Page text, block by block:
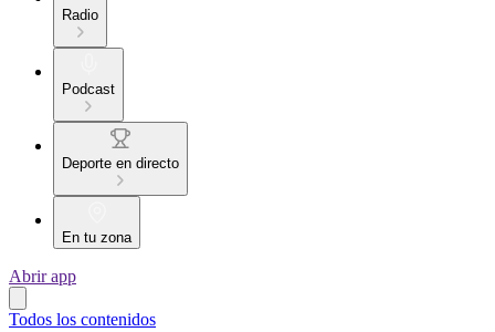
Radio
Podcast
Deporte en directo
En tu zona
Abrir app
Todos los contenidos